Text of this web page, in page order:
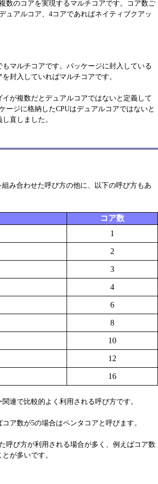
数のコアを実現するマルチコアです。コア数ご
ュアルコア、4コアであればネイティブクアッ
マルチコアです。パッケージに封入している
封入していればマルチコアです。
が複数だとデュアルコアではないと定義して
ージに格納したCPUはデュアルコアではないと
直しました。
み合わせた呼び方の他に、以下の呼び方もあ
コア数
1
2
3
4
6
8
10
12
16
連で比較的よく利用される呼び方です。
ア数が5の場合はペンタコアと呼びます。
呼び方が利用される場合が多く、例えばコア数
が多いです。